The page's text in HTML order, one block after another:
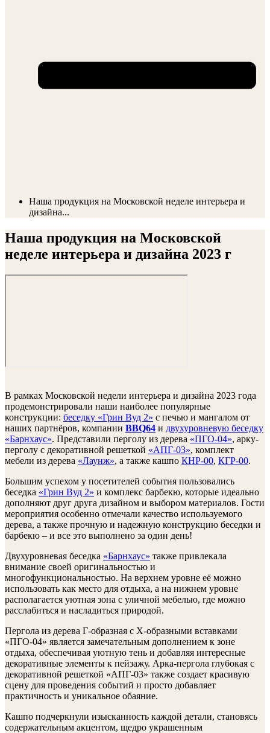
Наша продукция на Московской неделе интерьера и
дизайна...
Наша продукция на Московской
неделе интерьера и дизайна 2023 г
В рамках Московской недели интерьера и дизайна 2023 года
продемонстрировали наши наиболее популярные
конструкции: беседку «Грин Вуд 2» с печью и мангалом от
наших партнёров, компании BBQ64 и двухуровневую беседку
«Барнхаус». Представили перголу из дерева «ПГО-04», арку-
перголу с декоративной решеткой «АПГ-03», комплект
мебели из дерева «Лаунж», а также кашпо КНР-00, КГР-00.
Большим успехом у посетителей события пользовались
беседка «Грин Вуд 2» и комплекс барбекю, которые идеально
дополняют друг друга дизайном и выбором материалов. Гости
мероприятия особенно отмечали качество используемого
дерева, а также прочную и надежную конструкцию беседки и
барбекю – и все это выполнено за один день!
Двухуровневая беседка «Барнхаус» также привлекала
внимание своей оригинальностью и
многофункциональностью. На верхнем уровне её можно
использовать как место для отдыха, а на нижнем уровне
располагается уютная зона с уличной мебелью, где можно
расслабиться и насладиться природой.
Пергола из дерева Г-образная с Х-образными вставками
«ПГО-04» является замечательным дополнением к зоне
отдыха, обеспечивая уютную тень и добавляя интересные
декоративные элементы к пейзажу. Арка-пергола глубокая с
декоративной решеткой «АПГ-03» также создает красивую
сцену для проведения событий и просто добавляет
практичность и уникальное обаяние.
Кашпо подчеркнули изысканность каждой детали, становясь
содержательным акцентом, щедро украшенным